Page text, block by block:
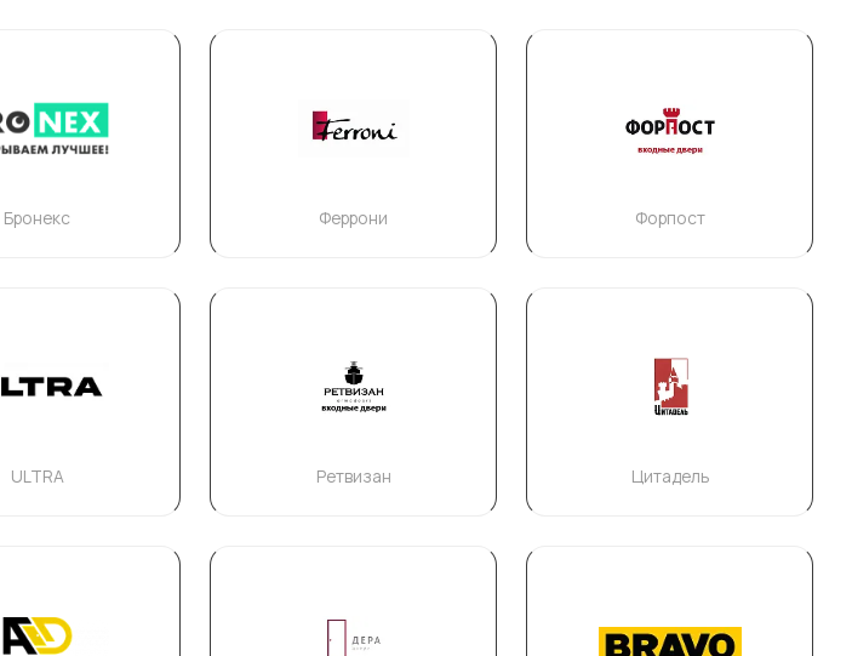
Бронекс Феррони Форпост
ULTRA Ретвизан Цитадель